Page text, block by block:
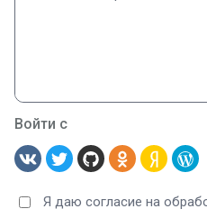
Войти с
Я даю согласие на